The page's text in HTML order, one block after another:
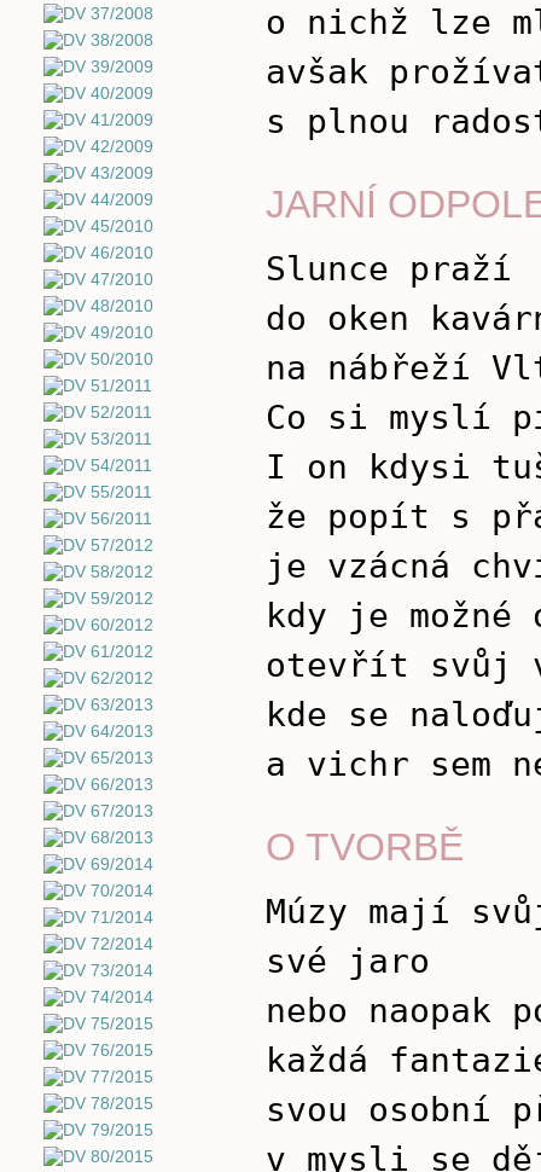
o nichž lze
avšak
s plnou
JARNÍ
Slunce praží
do oken
na nábřeží
Co si myslí
I on kdysi
že popít s
je vzácná
kdy je
otevřít svůj
kde se
a vichr sem
O TVORBĚ
Múzy mají
své jaro
nebo naopak
každá
svou osobní
v mysli se